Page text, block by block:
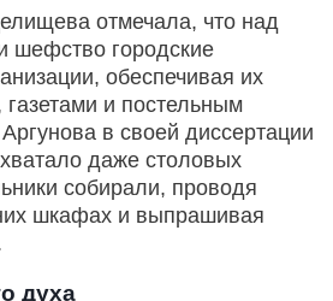
отмечала, что над
шефство городские
обеспечивая их
и постельным
в своей диссертации
даже столовых
собирали, проводя
шкафах и выпрашивая
духа